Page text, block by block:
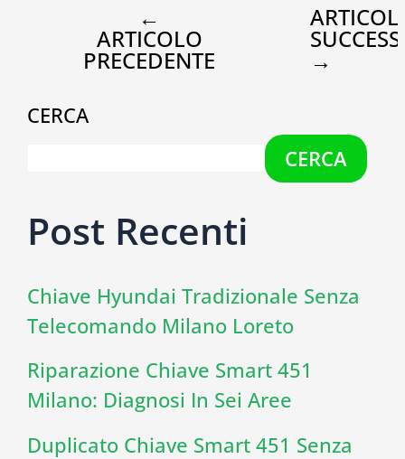
←
ARTICOLO
PRECEDENTE →
CERCA
CERCA
Post Recenti
Chiave Hyundai Tradizionale Senza
Telecomando Milano Loreto
Riparazione Chiave Smart 451
Milano: Diagnosi In Sei Aree
Duplicato Chiave Smart 451 Senza